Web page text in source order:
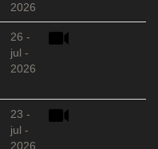
2026
26 -
jul -
2026
23 -
jul -
2026